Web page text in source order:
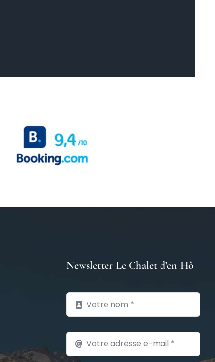
Newsletter Le Chalet d’en Hô